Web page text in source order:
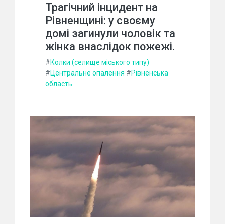
Трагічний інцидент на
Рівненщині: у своєму
домі загинули чоловік та
жінка внаслідок пожежі.
#Колки (селище міського типу)
#Центральне опалення #Рівненська
область